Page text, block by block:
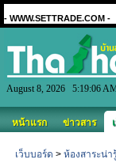
August 8, 2026 5:19:06
หน้าแรก ข่าวสาร
เว็บบอร์ด > ห้องสาระน่า